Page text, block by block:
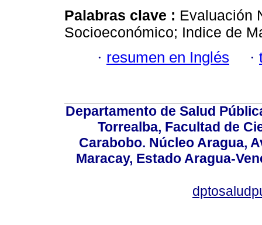
Palabras clave : Evaluación
Socioeconómico; Indice de
· resumen en Inglés ·
Departamento de Salud
Torrealba, Facultad de
Carabobo. Núcleo Aragua,
Maracay, Estado Aragua-